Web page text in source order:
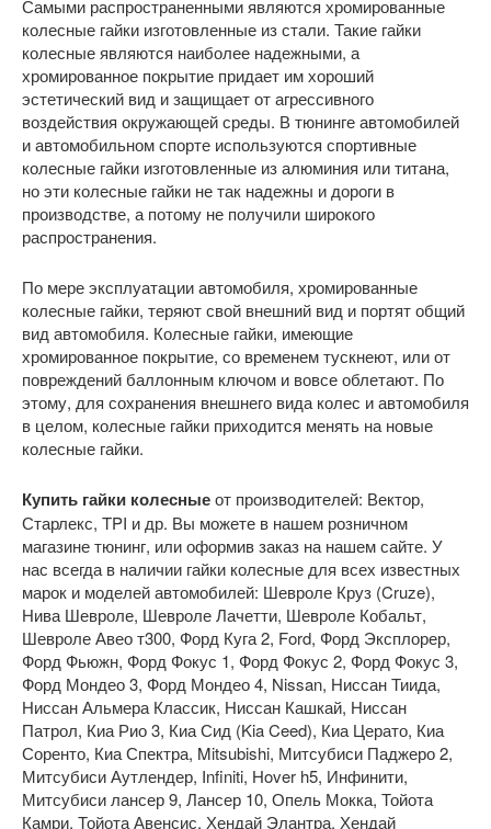
Самыми распространенными являются хромированные
колесные гайки изготовленные из стали. Такие гайки
колесные являются наиболее надежными, а
хромированное покрытие придает им хороший
эстетический вид и защищает от агрессивного
воздействия окружающей среды. В тюнинге автомобилей
и автомобильном спорте используются спортивные
колесные гайки изготовленные из алюминия или титана,
но эти колесные гайки не так надежны и дороги в
производстве, а потому не получили широкого
распространения.
По мере эксплуатации автомобиля, хромированные
колесные гайки, теряют свой внешний вид и портят общий
вид автомобиля. Колесные гайки, имеющие
хромированное покрытие, со временем тускнеют, или от
повреждений баллонным ключом и вовсе облетают. По
этому, для сохранения внешнего вида колес и автомобиля
в целом, колесные гайки приходится менять на новые
колесные гайки.
Купить гайки колесныеот производителей: Вектор,
Старлекс, TPI и др. Вы можете в нашем розничном
магазине тюнинг, или оформив заказ на нашем сайте. У
нас всегда в наличии гайки колесные для всех известных
марок и моделей автомобилей: Шевроле Круз (Cruze),
Нива Шевроле, Шевроле Лачетти, Шевроле Кобальт,
Шевроле Авео т300, Форд Куга 2, Ford, Форд Эксплорер,
Форд Фьюжн, Форд Фокус 1, Форд Фокус 2, Форд Фокус 3,
Форд Мондео 3, Форд Мондео 4, Nissan, Ниссан Тиида,
Ниссан Альмера Классик, Ниссан Кашкай, Ниссан
Патрол, Киа Рио 3, Киа Сид (Kia Ceed), Киа Церато, Киа
Соренто, Киа Спектра, Mitsubishi, Митсубиси Паджеро 2,
Митсубиси Аутлендер, Infiniti, Hover h5, Инфинити,
Митсубиси лансер 9, Лансер 10, Опель Мокка, Тойота
Камри, Тойота Авенсис, Хендай Элантра, Хендай